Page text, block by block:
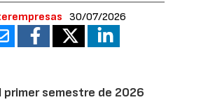
30/07/2026
primer semestre de 2026